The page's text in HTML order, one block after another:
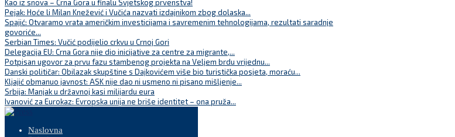
Kao iz snova – Crna Gora u finalu Svjetskog prvenstva!
Pejak: Hoće li Milan Knežević i Vučića nazvati izdajnikom zbog dolaska...
Spajić: Otvaramo vrata američkim investicijama i savremenim tehnologijama, rezultati saradnje
govoriće...
Serbian Times: Vučić podijelio crkvu u Crnoj Gori
Delegacija EU: Crna Gora nije dio inicijative za centre za migrante,...
Potpisan ugovor za prvu fazu stambenog projekta na Veljem brdu vrijednu...
Danski političar: Obilazak skupštine s Dajkovićem više bio turistička posjeta, moraću...
Kljajić obmanuo javnost: ASK nije dao ni usmeno ni pisano mišljenje...
Srbija: Manjak u državnoj kasi milijardu eura
Ivanović za Eurokaz: Evropska unija ne briše identitet – ona pruža...
Naslovna